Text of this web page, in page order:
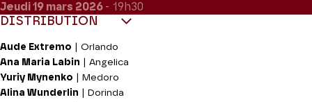
Jeudi 19 mars 2026 - 19h30
DISTRIBUTION
Aude Extremo | Orlando
Ana Maria Labin | Angelica
Yuriy Mynenko | Medoro
Alina Wunderlin | Dorinda